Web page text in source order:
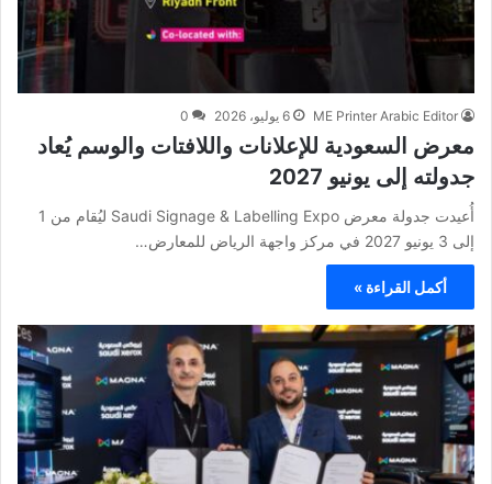
ME Printer Arabic Editor 6 يوليو، 2026 0
معرض السعودية للإعلانات واللافتات والوسم يُعاد
جدولته إلى يونيو 2027
أُعيدت جدولة معرض Saudi Signage & Labelling Expo ليُقام من 1
إلى 3 يونيو 2027 في مركز واجهة الرياض للمعارض…
أكمل القراءة »